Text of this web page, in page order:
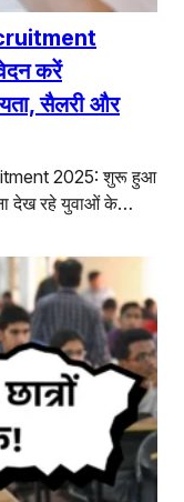
करें
सैलरी और
2025: शुरू हुआ
देख रहे युवाओं के…